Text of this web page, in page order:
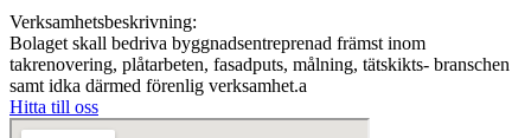
Verksamhetsbeskrivning:
Bolaget skall bedriva byggnadsentreprenad främst inom
takrenovering, plåtarbeten, fasadputs, målning, tätskikts- branschen
samt idka därmed förenlig verksamhet.a
Hitta till oss